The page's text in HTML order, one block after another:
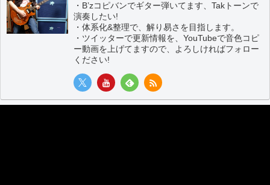
・B’zコピバンでギター弾いてます、Takトーンで
演奏したい!
・体系化&整理で、解り易さを目指します。
・ツイッターで更新情報を、YouTubeで音色コピ
ー動画を上げてますので、よろしければフォロー
ください!